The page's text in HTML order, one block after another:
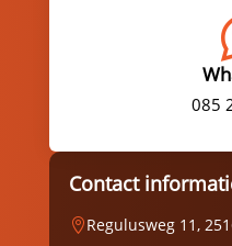
085
Contact
Regulusweg 11,